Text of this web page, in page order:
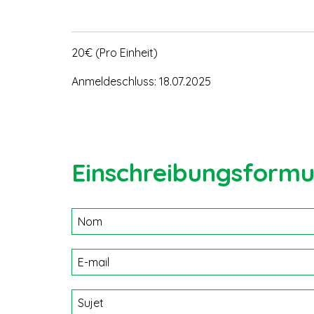
20€ (Pro Einheit)
Anmeldeschluss: 18.07.2025